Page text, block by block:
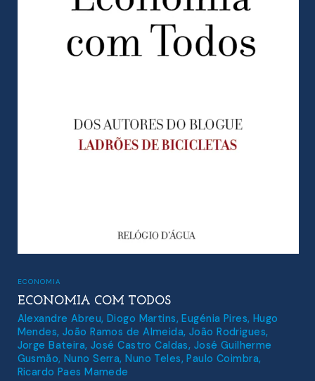
ECONOMIA
ECONOMIA COM TODOS
Alexandre Abreu, Diogo Martins,Eugénia Pires, Hugo
Mendes,João Ramos de Almeida, João Rodrigues,
Jorge Bateira,José Castro Caldas, José Guilherme
Gusmão,Nuno Serra,Nuno Teles,Paulo Coimbra,
Ricardo Paes Mamede